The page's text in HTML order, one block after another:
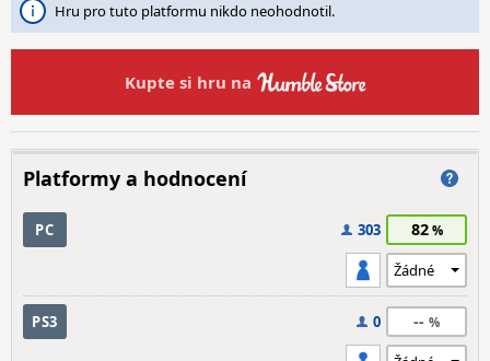
Hru pro tuto platformu nikdo neohodnotil.
Kupte si hru na
Platformy a hodnocení
PC 303 82
PS3 0 --